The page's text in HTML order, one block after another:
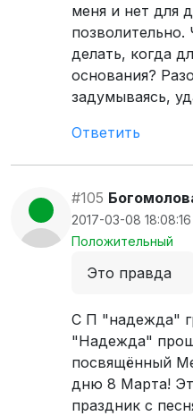
меня и нет для
позволительно.
делать, когда
основания?
задумываясь,
Ответить
#105
2017-03-08 18:08:16
Положительный
Это правда
С П "надежда"
"Надежда"
посвящённый
дню 8 Марта!
праздник с